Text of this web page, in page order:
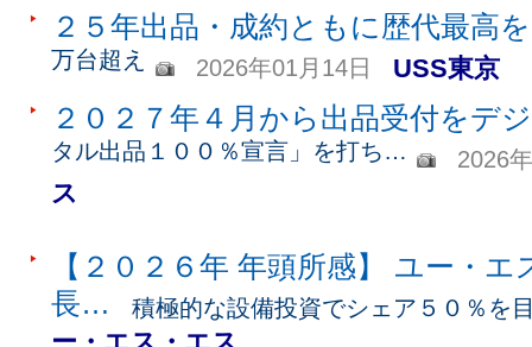
２５年出品・成約ともに歴代最高
万台超え 2026年01月14日 USS東京
２０２７年４月から出品受付をデ
タル出品１００％宣言」を打ち… 2026
ス
【２０２６年 年頭所感】 ユー・
長… 積極的な設備投資でシェア５０％を